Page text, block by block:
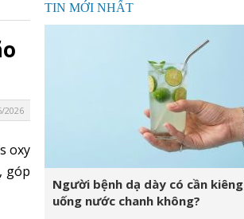
2026
oxy
góp
TIN MỚI NHẤT
Người bệnh dạ dày có cần kiêng
uống nước chanh không?